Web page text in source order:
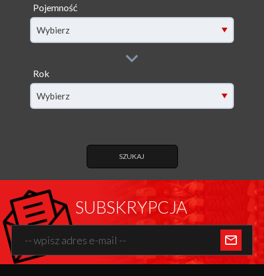
Pojemność
filter[capacity]
Wybierz
Rok
filter[year]
Wybierz
SZUKAJ
SUBSKRYPCJA